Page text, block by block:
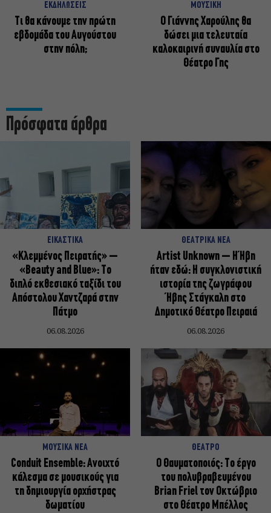
ΕΚΔΗΛΩΣΕΙΣ
Τι θα κάνουμε την πρώτη
εβδομάδα του Αυγούστου
στην πόλη;
ΜΟΥΣΙΚΗ
Ο Γιάννης Χαρούλης θα
δώσει μια τελευταία
καλοκαιρινή συναυλία στο
Θέατρο Γης
Πρόσφατα άρθρα
ΕΙΚΑΣΤΙΚΑ
«Κλεμμένος Πειρατής» –
«Beauty and Blue»: Το
διπλό εκθεσιακό ταξίδι του
Απόστολου Χαντζαρά στην
Πάτμο
06.08.2026
ΘΕΑΤΡΙΚΑ ΝΕΑ
Artist Unknown – Η Ήβη
ήταν εδώ: Η συγκλονιστική
ιστορία της ζωγράφου
Ήβης Στάγκαλη στο
Δημοτικό Θέατρο Πειραιά
06.08.2026
ΜΟΥΣΙΚΑ ΝΕΑ
Conduit Ensemble: Ανοιχτό
κάλεσμα σε μουσικούς για
τη δημιουργία ορχήστρας
δωματίου
ΘΕΑΤΡΟ
Ο Θαυματοποιός: Το έργο
του πολυβραβευμένου
Brian Friel τον Οκτώβριο
στο Θέατρο Μπέλλος